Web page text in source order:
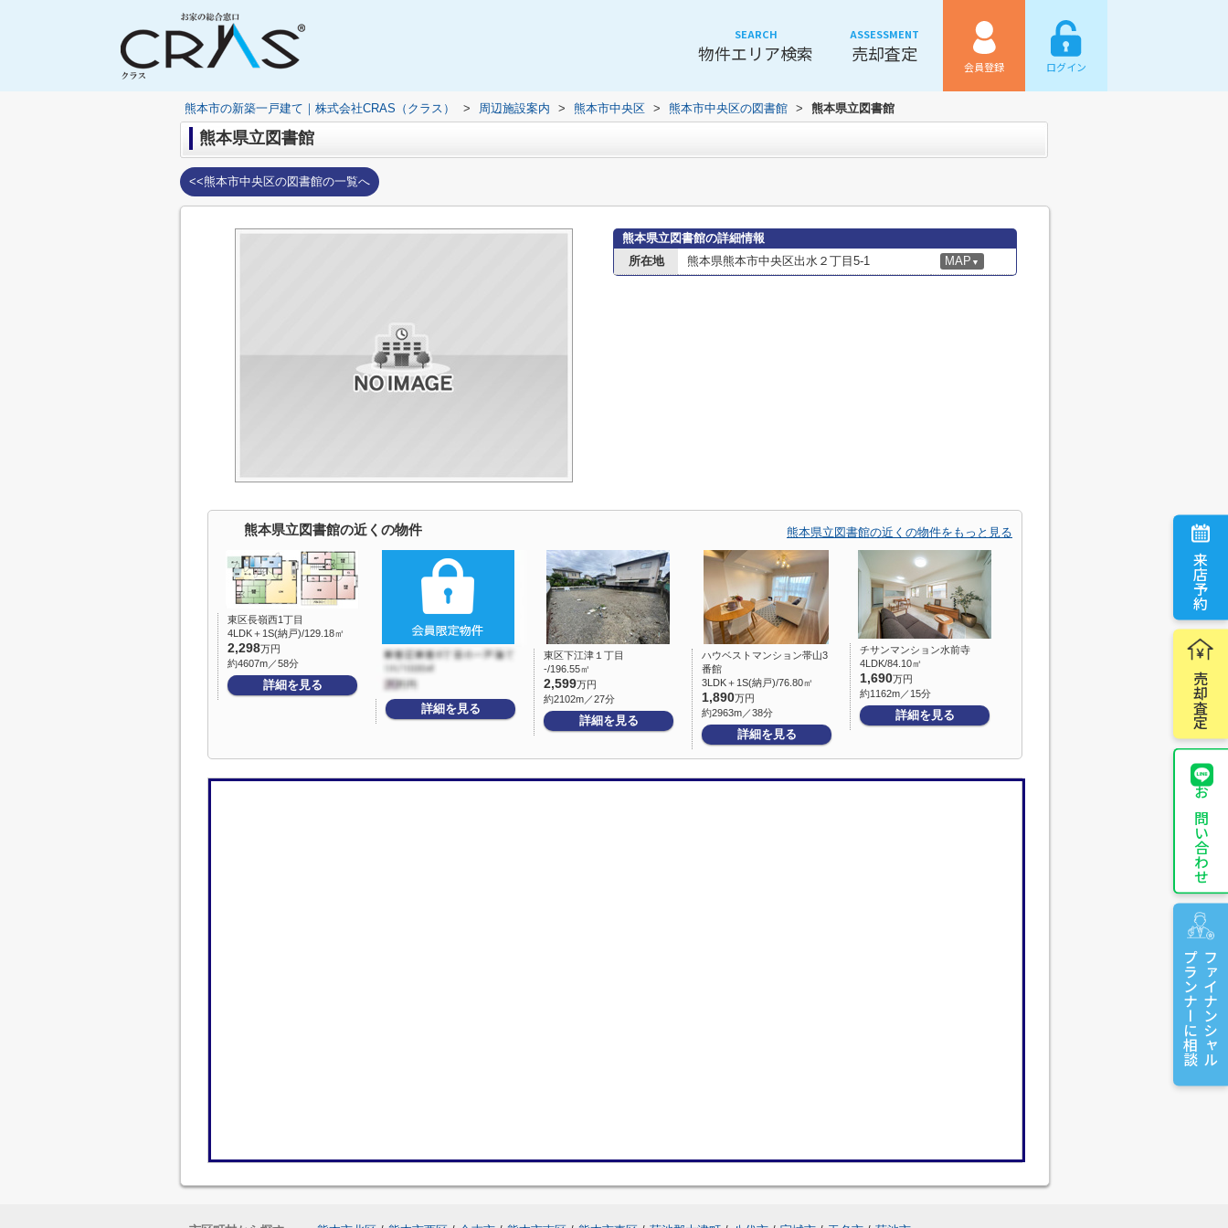
SEARCH
物件エリア検索
ASSESSMENT
売却査定
会員登録 ログイン
来店予約
売却査定
お問い合わせ
ファイナンシャル
プランナーに相談
熊本市の新築一戸建て｜株式会社CRAS（クラス） > 周辺施設案内 > 熊本市中央区 > 熊本市中央区の図書館 > 熊本県立図書館
熊本県立図書館
<<熊本市中央区の図書館の一覧へ
熊本県立図書館の詳細情報
所在地
熊本県熊本市中央区出水２丁目5-1 MAP ▼
熊本県立図書館の近くの物件 熊本県立図書館の近くの物件をもっと見る
東区長嶺西1丁目
4LDK＋1S(納戸)/129.18㎡
2,298万円
約4607m／58分
詳細を見る
詳細を見る
東区下江津１丁目
-/196.55㎡
2,599万円
約2102m／27分
詳細を見る
ハウベストマンション帯山3
番館
3LDK＋1S(納戸)/76.80㎡
1,890万円
約2963m／38分
詳細を見る
チサンマンション水前寺
4LDK/84.10㎡
1,690万円
約1162m／15分
詳細を見る